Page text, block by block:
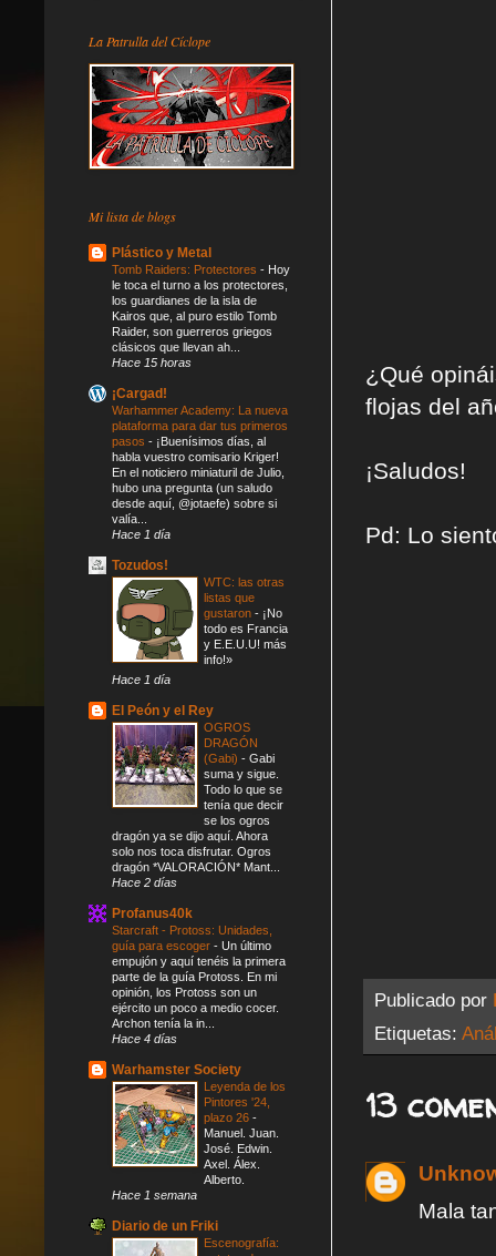
¿Qué
flojas del
¡Saludos!
Pd: Lo
Publicado por
Etiquetas:
13
Mala
La Patrulla del Cíclope
Mi lista de blogs
Plástico y Metal
Tomb Raiders: Protectores - Hoy
le toca el turno a los protectores,
los guardianes de la isla de
Kairos que, al puro estilo Tomb
Raider, son guerreros griegos
clásicos que llevan ah...
Hace 15 horas
¡Cargad!
Warhammer Academy: La nueva
plataforma para dar tus primeros
pasos - ¡Buenísimos días, al
habla vuestro comisario Kriger!
En el noticiero miniaturil de Julio,
hubo una pregunta (un saludo
desde aquí, @jotaefe) sobre si
valía...
Hace 1 día
Tozudos!
WTC: las otras
listas que
gustaron - ¡No
todo es Francia
y E.E.U.U! más
info!»
Hace 1 día
El Peón y el Rey
OGROS
DRAGÓN
(Gabi) - Gabi
suma y sigue.
Todo lo que se
tenía que decir
se los ogros
dragón ya se dijo aquí. Ahora
solo nos toca disfrutar. Ogros
dragón *VALORACIÓN* Mant...
Hace 2 días
Profanus40k
Starcraft - Protoss: Unidades,
guía para escoger - Un último
empujón y aquí tenéis la primera
parte de la guía Protoss. En mi
opinión, los Protoss son un
ejército un poco a medio cocer.
Archon tenía la in...
Hace 4 días
Warhamster Society
Leyenda de los
Pintores '24,
plazo 26 -
Manuel. Juan.
José. Edwin.
Axel. Álex.
Alberto.
Hace 1 semana
Diario de un Friki
Escenografía: